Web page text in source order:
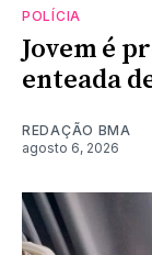
POLÍCIA
Jovem é
enteada
REDAÇÃO BMA
agosto 6, 2026